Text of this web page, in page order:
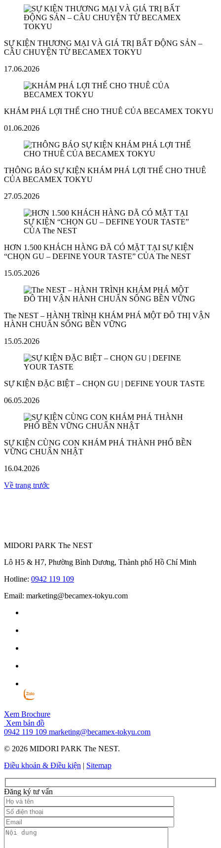
SỰ KIỆN THƯƠNG MẠI VÀ GIÁ TRỊ BẤT ĐỘNG SẢN –
CÂU CHUYỆN TỪ BECAMEX TOKYU
17.06.2026
KHÁM PHÁ LỢI THẾ CHO THUÊ CỦA BECAMEX TOKYU
01.06.2026
THÔNG BÁO SỰ KIỆN KHÁM PHÁ LỢI THẾ CHO THUÊ
CỦA BECAMEX TOKYU
27.05.2026
HƠN 1.500 KHÁCH HÀNG ĐÃ CÓ MẶT TẠI SỰ KIỆN
“CHỌN GU – DEFINE YOUR TASTE” CỦA The NEST
15.05.2026
The NEST – HÀNH TRÌNH KHÁM PHÁ MỘT ĐÔ THỊ VẬN
HÀNH CHUẨN SỐNG BỀN VỮNG
15.05.2026
SỰ KIỆN ĐẶC BIỆT – CHỌN GU | DEFINE YOUR TASTE
06.05.2026
SỰ KIỆN CÙNG CON KHÁM PHÁ THÀNH PHỐ BỀN
VỮNG CHUẨN NHẬT
16.04.2026
Về trang trước
MIDORI PARK The NEST
Lô H5 & H7, Phường Bình Dương, Thành phố Hồ Chí Minh
Hotline: 0942 119 109
Email: marketing@becamex-tokyu.com
Xem Brochure
Xem bản đồ
0942 119 109 marketing@becamex-tokyu.com
© 2026 MIDORI PARK The NEST.
Điều khoản & Điều kiện | Sitemap
Đăng ký tư vấn